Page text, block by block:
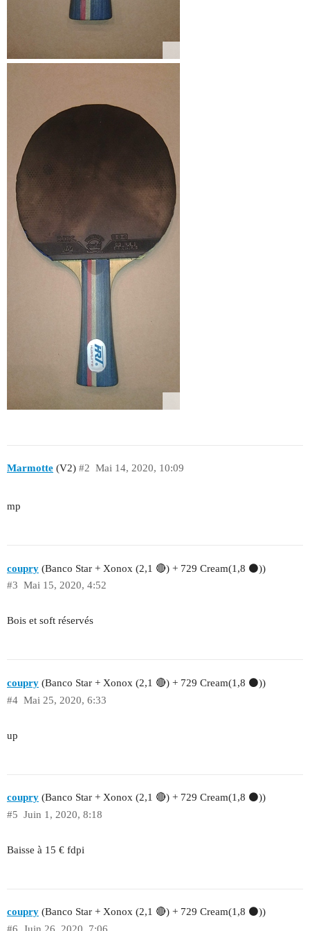
Marmotte (V2) Mai 14, 2020, 10:09
#2
mp
coupry (Banco Star + Xonox (2,1 🔴) + 729 Cream(1,8 ⚫))
Mai 15, 2020, 4:52
#3
Bois et soft réservés
coupry (Banco Star + Xonox (2,1 🔴) + 729 Cream(1,8 ⚫))
Mai 25, 2020, 6:33
#4
up
coupry (Banco Star + Xonox (2,1 🔴) + 729 Cream(1,8 ⚫))
Juin 1, 2020, 8:18
#5
Baisse à 15 € fdpi
coupry (Banco Star + Xonox (2,1 🔴) + 729 Cream(1,8 ⚫))